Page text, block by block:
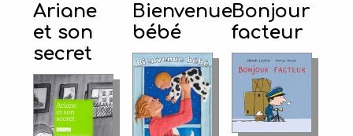
Ariane
et son
secret
Bienvenue
bébé
Bonjour
facteur